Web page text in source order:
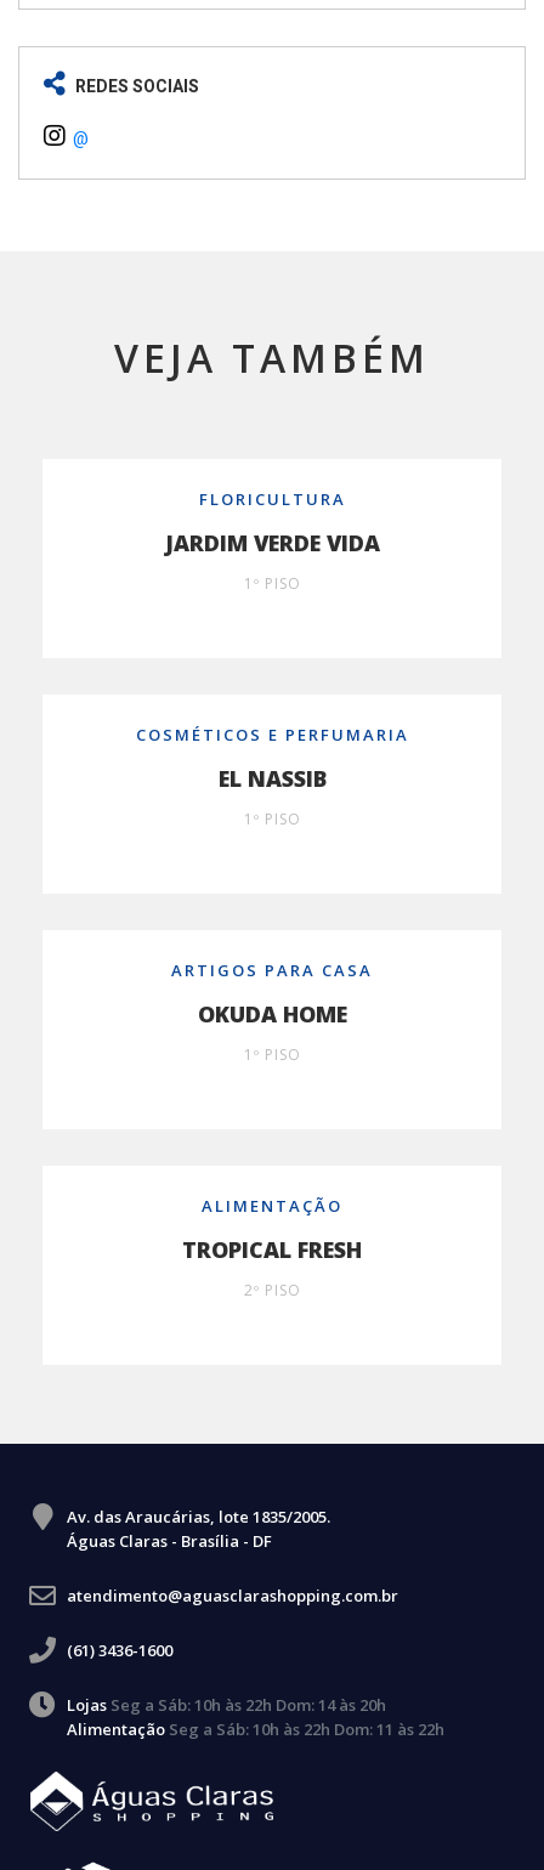
REDES SOCIAIS
@
VEJA TAMBÉM
FLORICULTURA
JARDIM VERDE VIDA
1º PISO
COSMÉTICOS E PERFUMARIA
EL NASSIB
1º PISO
ARTIGOS PARA CASA
OKUDA HOME
1º PISO
ALIMENTAÇÃO
TROPICAL FRESH
2º PISO
Av. das Araucárias, lote 1835/2005.
Águas Claras - Brasília - DF
atendimento@aguasclarashopping.com.br
(61) 3436-1600
Lojas Seg a Sáb: 10h às 22h Dom: 14 às 20h
Alimentação Seg a Sáb: 10h às 22h Dom: 11 às 22h